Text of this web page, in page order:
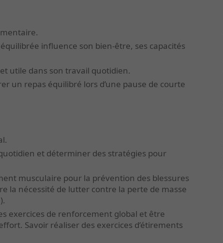
influence son bien-être, ses capacités
utile dans son travail quotidien.
un repas équilibré lors d’une pause de courte
et déterminer des stratégies pour
musculaire pour la prévention des blessures
la nécessité de lutter contre la perte de masse
exercices de renforcement global et être
Savoir réaliser des exercices d’étirements